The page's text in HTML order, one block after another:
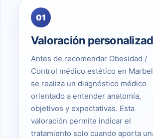
01
Valoración
Antes de recomendar Obesidad /
Control médico estético en
se realiza un diagnóstico médico
orientado a entender anatomía,
objetivos y expectativas. Esta
valoración permite indicar el
tratamiento solo cuando aporta